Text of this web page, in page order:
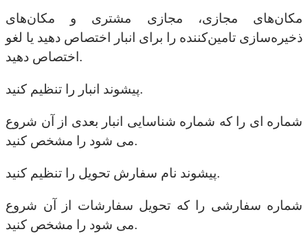
مکان‌های مجازی، مجازی مشتری و مکان‌های
ذخیره‌سازی تامین‌کننده را برای انبار اختصاص دهید یا لغو
اختصاص دهید.
پیشوند انبار را تنظیم کنید.
شماره ای را که شماره شناسایی انبار بعدی از آن شروع
می شود را مشخص کنید.
پیشوند نام سفارش تحویل را تنظیم کنید.
شماره سفارشی را که تحویل سفارشات از آن شروع
می شود را مشخص کنید.